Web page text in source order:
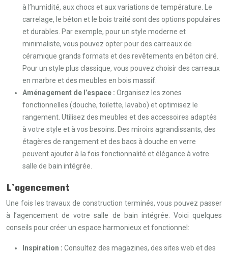
à l’humidité, aux chocs et aux variations de température. Le
carrelage, le béton et le bois traité sont des options populaires
et durables. Par exemple, pour un style moderne et
minimaliste, vous pouvez opter pour des carreaux de
céramique grands formats et des revêtements en béton ciré.
Pour un style plus classique, vous pouvez choisir des carreaux
en marbre et des meubles en bois massif.
Aménagement de l’espace : Organisez les zones
fonctionnelles (douche, toilette, lavabo) et optimisez le
rangement. Utilisez des meubles et des accessoires adaptés
à votre style et à vos besoins. Des miroirs agrandissants, des
étagères de rangement et des bacs à douche en verre
peuvent ajouter à la fois fonctionnalité et élégance à votre
salle de bain intégrée.
L’agencement
Une fois les travaux de construction terminés, vous pouvez passer
à l’agencement de votre salle de bain intégrée. Voici quelques
conseils pour créer un espace harmonieux et fonctionnel:
Inspiration : Consultez des magazines, des sites web et des